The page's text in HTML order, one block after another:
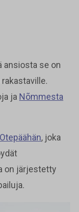
ansiosta se on
ja Nõmmesta
Otepäähän, joka
on järjestetty